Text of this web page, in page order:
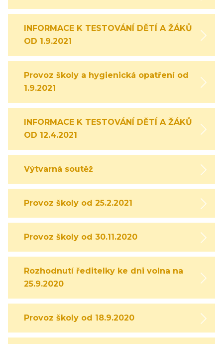
INFORMACE K TESTOVÁNÍ DĚTÍ A ŽÁKŮ
OD 1.9.2021
Provoz školy a hygienická opatření od
1.9.2021
INFORMACE K TESTOVÁNÍ DĚTÍ A ŽÁKŮ
OD 12.4.2021
Výtvarná soutěž
Provoz školy od 25.2.2021
Provoz školy od 30.11.2020
Rozhodnutí ředitelky ke dni volna na
25.9.2020
Provoz školy od 18.9.2020